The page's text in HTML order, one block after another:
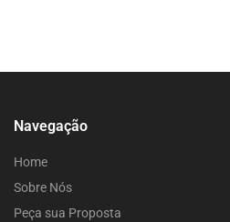
Navegação
Home
Sobre Nós
Peça sua Proposta